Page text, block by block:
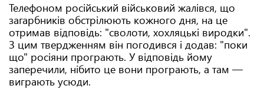
Телефоном російський військовий жалівся, що
загарбників обстрілюють кожного дня, на це
отримав відповідь: "сволоти, хохляцькі виродки".
З цим твердженням він погодився і додав: "поки
що" росіяни програють. У відповідь йому
заперечили, нібито це вони програють, а там —
виграють усюди.